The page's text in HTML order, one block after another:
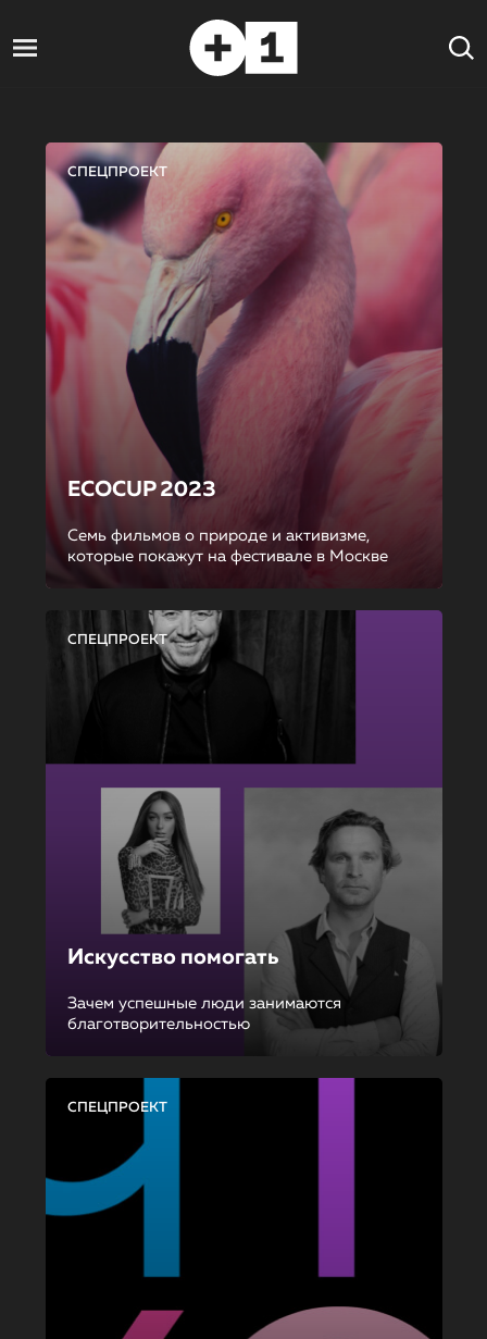
СПЕЦПРОЕКТ
ECOCUP 2023
Семь фильмов о природе и активизме,
которые покажут на фестивале в Москве
СПЕЦПРОЕКТ
Искусство помогать
Зачем успешные люди занимаются
благотворительностью
СПЕЦПРОЕКТ